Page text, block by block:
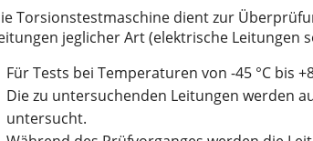
der Serie EX
Serie EY
/ MISO
Turm
Transportsysteme
InformationenWechsel- oder Gleichstrom?
Kein Trick. Reine Ingenieursleistung.
Sicherheitstechnik
Die grosse Frage: DC- oder BLDC-Motoren?
Neue internationale Wirkungsgradklassen für
Torsionstestmaschine dient zur
jeglicher Art (elektrische Leitungen
Für Tests bei Temperaturen von -45 °C bis
Die zu untersuchenden Leitungen werden
untersucht.